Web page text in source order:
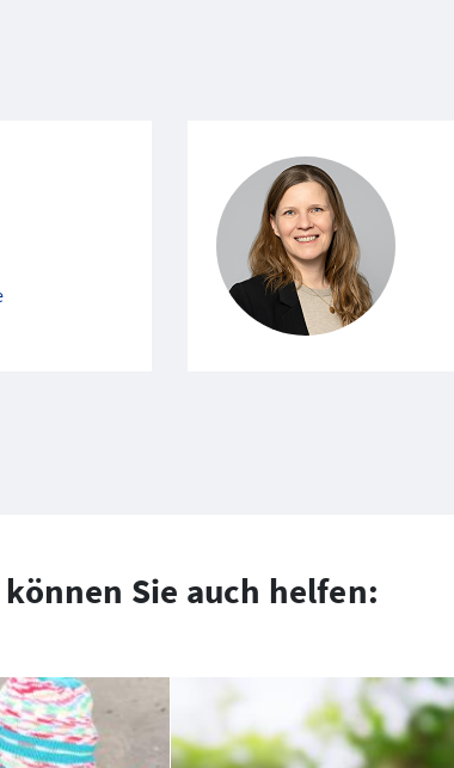
können Sie auch helfen: